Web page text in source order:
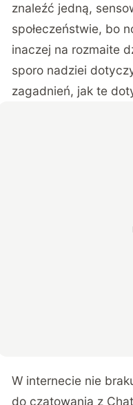
znaleźć jedną,
społeczeństwie, bo
inaczej na rozmaite
sporo nadziei
zagadnień, jak te
W internecie nie
do czatowania z